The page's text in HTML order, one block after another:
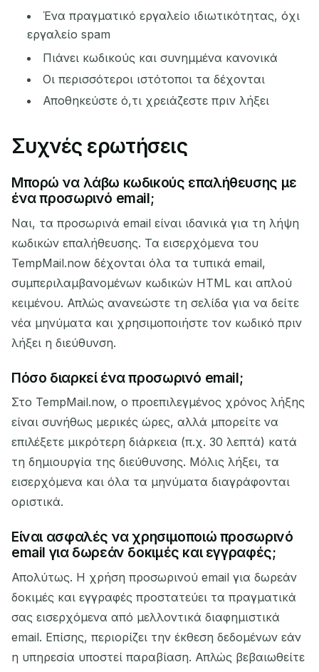
Ένα πραγματικό εργαλείο ιδιωτικότητας, όχι
εργαλείο spam
Πιάνει κωδικούς και συνημμένα κανονικά
Οι περισσότεροι ιστότοποι τα δέχονται
Αποθηκεύστε ό,τι χρειάζεστε πριν λήξει
Συχνές ερωτήσεις
Μπορώ να λάβω κωδικούς επαλήθευσης με
ένα προσωρινό email;
Ναι, τα προσωρινά email είναι ιδανικά για τη λήψη
κωδικών επαλήθευσης. Τα εισερχόμενα του
TempMail.now δέχονται όλα τα τυπικά email,
συμπεριλαμβανομένων κωδικών HTML και απλού
κειμένου. Απλώς ανανεώστε τη σελίδα για να δείτε
νέα μηνύματα και χρησιμοποιήστε τον κωδικό πριν
λήξει η διεύθυνση.
Πόσο διαρκεί ένα προσωρινό email;
Στο TempMail.now, ο προεπιλεγμένος χρόνος λήξης
είναι συνήθως μερικές ώρες, αλλά μπορείτε να
επιλέξετε μικρότερη διάρκεια (π.χ. 30 λεπτά) κατά
τη δημιουργία της διεύθυνσης. Μόλις λήξει, τα
εισερχόμενα και όλα τα μηνύματα διαγράφονται
οριστικά.
Είναι ασφαλές να χρησιμοποιώ προσωρινό
email για δωρεάν δοκιμές και εγγραφές;
Απολύτως. Η χρήση προσωρινού email για δωρεάν
δοκιμές και εγγραφές προστατεύει τα πραγματικά
σας εισερχόμενα από μελλοντικά διαφημιστικά
email. Επίσης, περιορίζει την έκθεση δεδομένων εάν
η υπηρεσία υποστεί παραβίαση. Απλώς βεβαιωθείτε